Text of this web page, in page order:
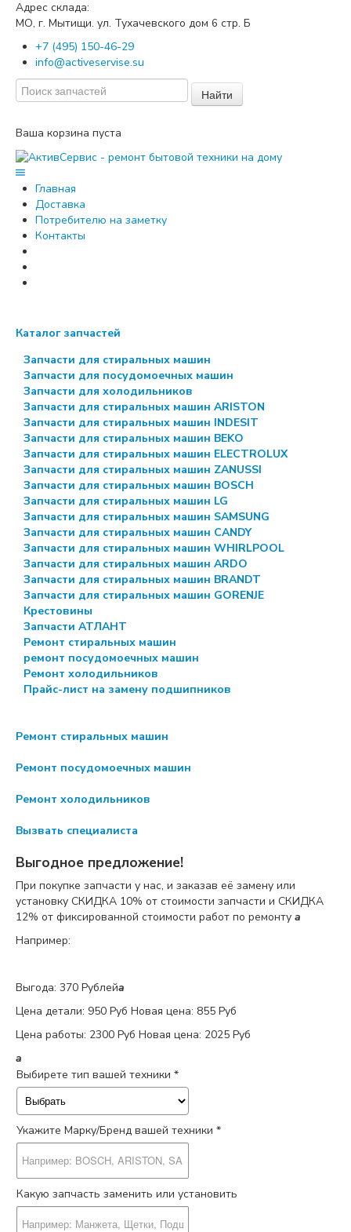
Адрес склада:
МО, г. Мытищи. ул. Тухачевского дом 6 стр. Б
+7 (495) 150-46-29
info@activeservise.su
Найти
Ваша корзина пуста
Главная
Доставка
Потребителю на заметку
Контакты
Каталог запчастей
Запчасти для стиральных машин
Запчасти для посудомоечных машин
Запчасти для холодильников
Запчасти для стиральных машин ARISTON
Запчасти для стиральных машин INDESIT
Запчасти для стиральных машин BEKO
Запчасти для стиральных машин ELECTROLUX
Запчасти для стиральных машин ZANUSSI
Запчасти для стиральных машин BOSCH
Запчасти для стиральных машин LG
Запчасти для стиральных машин SAMSUNG
Запчасти для стиральных машин CANDY
Запчасти для стиральных машин WHIRLPOOL
Запчасти для стиральных машин ARDO
Запчасти для стиральных машин BRANDT
Запчасти для стиральных машин GORENJE
Крестовины
Запчасти АТЛАНТ
Ремонт стиральных машин
ремонт посудомоечных машин
Ремонт холодильников
Прайс-лист на замену подшипников
Ремонт стиральных машин
Ремонт посудомоечных машин
Ремонт холодильников
Вызвать специалиста
Выгодное предложение!
При покупке запчасти у нас, и заказав её замену или
установку СКИДКА 10% от стоимости запчасти и СКИДКА
12% от фиксированной стоимости работ по ремонту a
Например:
Выгода: 370 Рублейa
Цена детали: 950 Руб Новая цена: 855 Руб
Цена работы: 2300 Руб Новая цена: 2025 Руб
a
Выбирете тип вашей техники *
Укажите Марку/Бренд вашей техники *
Какую запчасть заменить или установить